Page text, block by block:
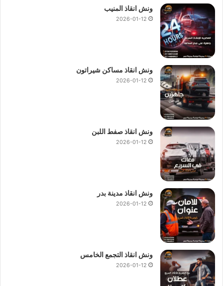
ونش انقاذ المنيب
2026-01-12
ونش انقاذ مساكن شيراتون
2026-01-12
ونش انقاذ صفط اللبن
2026-01-12
ونش انقاذ مدينة بدر
2026-01-12
ونش انقاذ التجمع الخامس
2026-01-12